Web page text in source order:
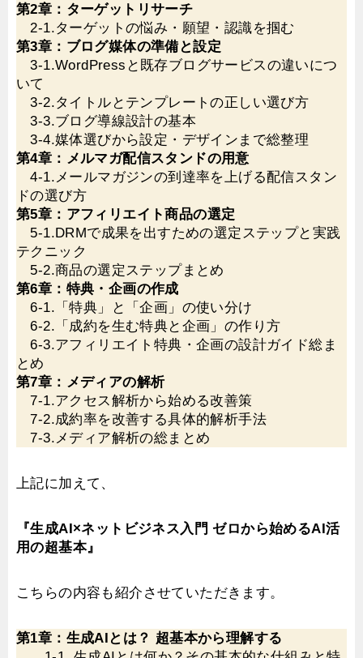
第2章：ターゲットリサーチ
2-1.ターゲットの悩み・願望・認識を掴む
第3章：ブログ媒体の準備と設定
3-1.WordPressと既存ブログサービスの違いにつ
いて
3-2.タイトルとテンプレートの正しい選び方
3-3.ブログ導線設計の基本
3-4.媒体選びから設定・デザインまで総整理
第4章：メルマガ配信スタンドの用意
4-1.メールマガジンの到達率を上げる配信スタン
ドの選び方
第5章：アフィリエイト商品の選定
5-1.DRMで成果を出すための選定ステップと実践
テクニック
5-2.商品の選定ステップまとめ
第6章：特典・企画の作成
6-1.「特典」と「企画」の使い分け
6-2.「成約を生む特典と企画」の作り方
6-3.アフィリエイト特典・企画の設計ガイド総ま
とめ
第7章：メディアの解析
7-1.アクセス解析から始める改善策
7-2.成約率を改善する具体的解析手法
7-3.メディア解析の総まとめ
上記に加えて、
『生成AI×ネットビジネス入門 ゼロから始めるAI活
用の超基本』
こちらの内容も紹介させていただきます。
第1章：生成AIとは？ 超基本から理解する